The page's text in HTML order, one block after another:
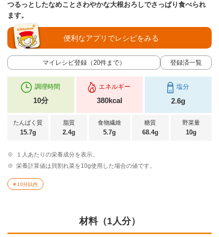
つるっとしたなめことさわやかな大根おろしでさっぱり食べられ
ます。
マイレシピ登録（20件まで） 登録済一覧
便利なアプリでレシピをみる
調理時間
10分
エネルギー
380kcal
塩分
2.6g
たんぱく質
15.7g
脂質
2.4g
食物繊維
5.7g
糖質
68.4g
野菜量
10g
※
１人あたりの栄養成分を表示。
※ 栄養計算値は貝割れ菜を10g使用した場合の値です。
10分以内
材料（1人分）